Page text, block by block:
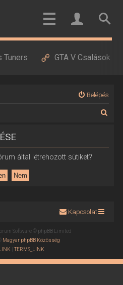
Tuners GTA V Csalások
Belépés
által létrehozott sütiket?
Kapcsolat
Software © phpBB Limited
Magyar phpBB Közösség
|TERMS_LINK